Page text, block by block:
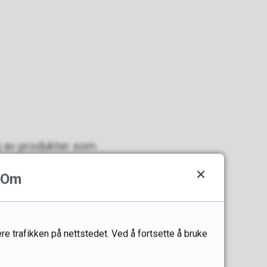
produkter som
åpen
arrangement for
Om
trafikken på nettstedet. Ved å fortsette å bruke